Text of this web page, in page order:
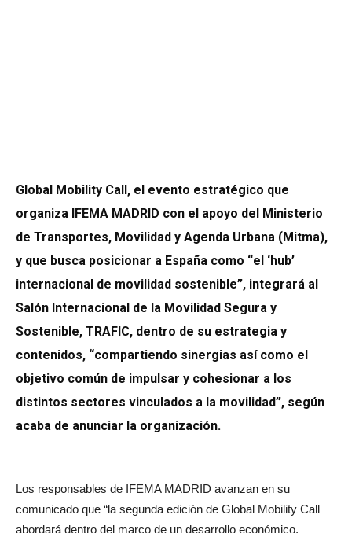
Global Mobility Call, el evento estratégico que
organiza IFEMA MADRID con el apoyo del Ministerio
de Transportes, Movilidad y Agenda Urbana (Mitma),
y que busca posicionar a España como “el ‘hub’
internacional de movilidad sostenible”, integrará al
Salón Internacional de la Movilidad Segura y
Sostenible, TRAFIC, dentro de su estrategia y
contenidos, “compartiendo sinergias así como el
objetivo común de impulsar y cohesionar a los
distintos sectores vinculados a la movilidad”, según
acaba de anunciar la organización.
Los responsables de IFEMA MADRID avanzan en su
comunicado que “la segunda edición de Global Mobility Call
abordará dentro del marco de un desarrollo económico,